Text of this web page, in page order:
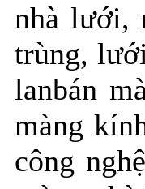
nhà lưới,
trùng,
lanbán
màng
công